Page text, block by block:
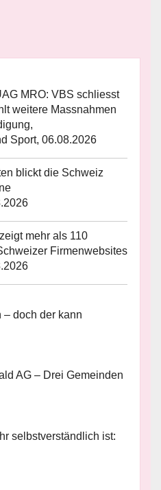
MRO: VBS schliesst
weitere Massnahmen
Sport, 06.08.2026
blickt die Schweiz
mehr als 110
Firmenwebsites
– doch der kann
AG – Drei Gemeinden
selbstverständlich ist: